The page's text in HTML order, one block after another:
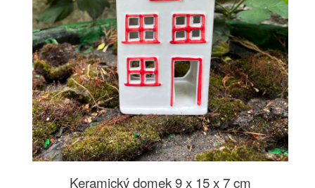
Keramický domek 9 x 15 x 7 cm